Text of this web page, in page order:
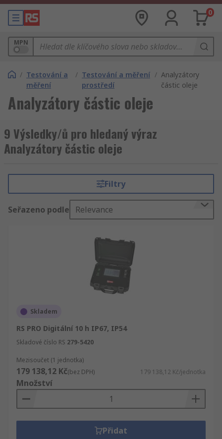
0
MPN
/ Testování a
měření
/ Testování a měření
prostředí
/ Analyzátory
částic oleje
Analyzátory částic oleje
9 Výsledky/ů pro hledaný výraz
Analyzátory částic oleje
Filtry
Seřazeno podle Relevance
Skladem
RS PRO Digitální 10 h IP67, IP54
Skladové číslo RS 279-5420
Mezisoučet (1 jednotka)
179 138,12 Kč(bez DPH) 179 138,12 Kč/jednotka
Množství
Přidat